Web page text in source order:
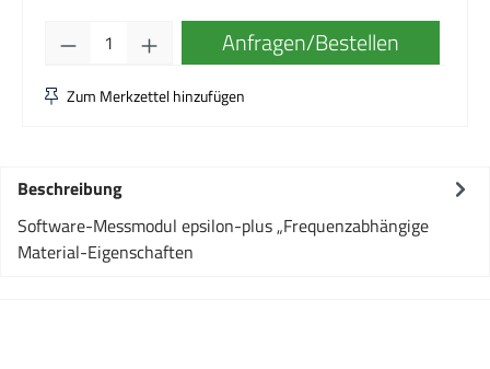
Produkt Anzahl: Gib den gewünschten
Anfragen/Bestellen
Zum Merkzettel hinzufügen
Beschreibung
Software-Messmodul epsilon-plus „Frequenzabhängige
Material-Eigenschaften